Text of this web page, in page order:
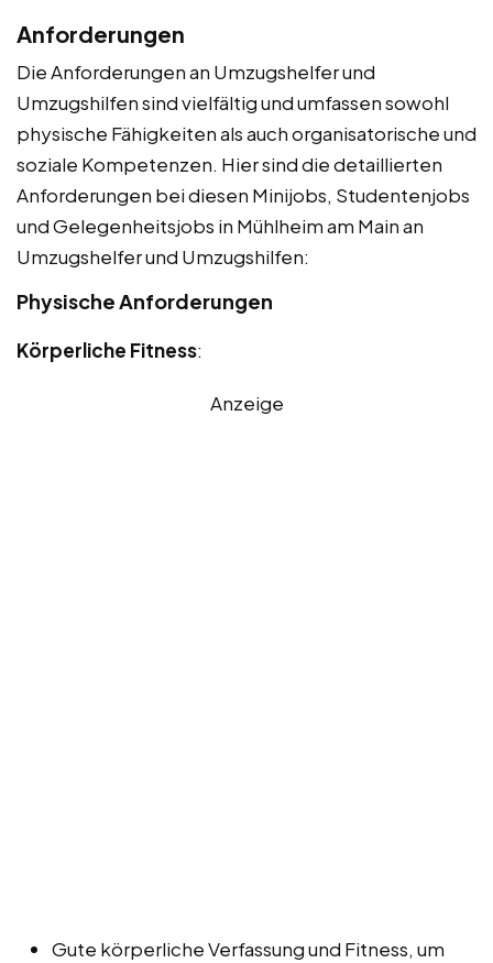
Anforderungen
Die Anforderungen an Umzugshelfer und
Umzugshilfen sind vielfältig und umfassen sowohl
physische Fähigkeiten als auch organisatorische und
soziale Kompetenzen. Hier sind die detaillierten
Anforderungen bei diesen Minijobs, Studentenjobs
und Gelegenheitsjobs in Mühlheim am Main an
Umzugshelfer und Umzugshilfen:
Physische Anforderungen
Körperliche Fitness:
Anzeige
Gute körperliche Verfassung und Fitness, um